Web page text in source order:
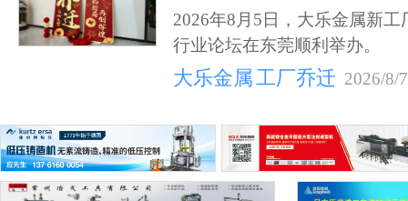
2026年8月5日，大乐金属新
行业论坛在东莞顺利举办。
大乐金属工厂乔迁 2026/8/7